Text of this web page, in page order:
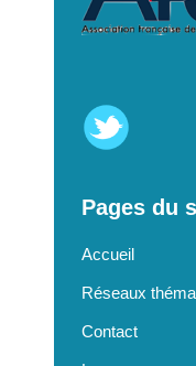
Pages du
Accueil
Réseaux
Contact